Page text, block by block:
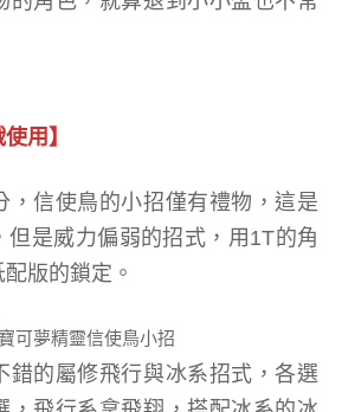
用】
，信使鳥的小招僅有禮物，這是
但是威力偏弱的招式，用1T的角
版的鎖定。
錯的屬修飛行與冰系招式，各選